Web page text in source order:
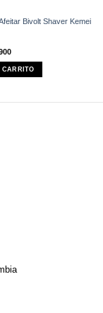
Bivolt Shaver Kemei
El
actual
es:
$52,900.